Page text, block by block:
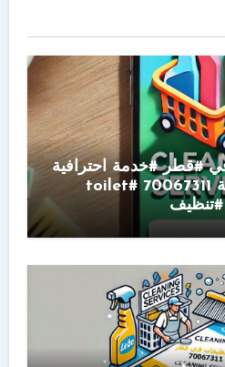
#قطر #خدمة احترافية
لضمان النظافة التامة 70067311 #toilet